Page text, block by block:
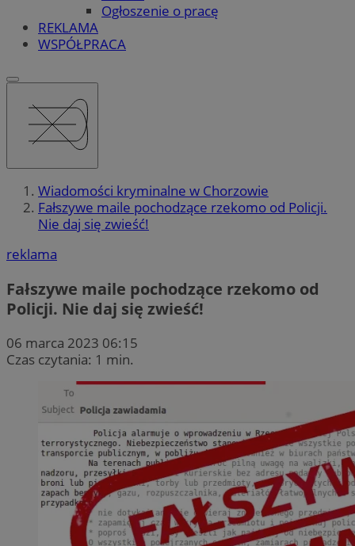
Ogłoszenie o pracę
REKLAMA
WSPÓŁPRACA
Wiadomości kryminalne w Chorzowie
Fałszywe maile pochodzące rzekomo od Policji.
Nie daj się zwieść!
reklama
Fałszywe maile pochodzące rzekomo od
Policji. Nie daj się zwieść!
06 marca 2023 06:15
Czas czytania: 1 min.